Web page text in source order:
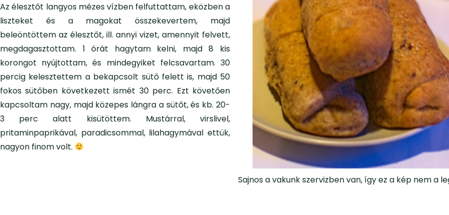
Sajnos a vakunk szervizben van, így ez a kép nem a
Az élesztőt langyos mézes vízben felfuttattam, eközben a
liszteket és a magokat összekevertem, majd
beleöntöttem az élesztőt, ill. annyi vizet, amennyit felvett,
megdagasztottam. 1 órát hagytam kelni, majd 8 kis
korongot nyújtottam, és mindegyiket felcsavartam. 30
percig kelesztettem a bekapcsolt sütő felett is, majd 50
fokos sütőben következett ismét 30 perc. Ezt követően
kapcsoltam nagy, majd közepes lángra a sütőt, és kb. 20-
3 perc alatt kisütöttem. Mustárral, virslivel,
pritaminpaprikával, paradicsommal, lilahagymával ettük,
nagyon finom volt.